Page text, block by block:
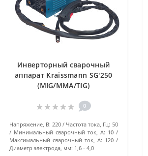
Инверторный сварочный
аппарат Kraissmann SG'250
(MIG/MMA/TIG)
0
Напряжение, В: 220 Частота тока, Гц: 50
Минимальный сварочный ток, А: 10
Максимальный сварочный ток, А: 120
Диаметр электрода, мм: 1,6 - 4,0